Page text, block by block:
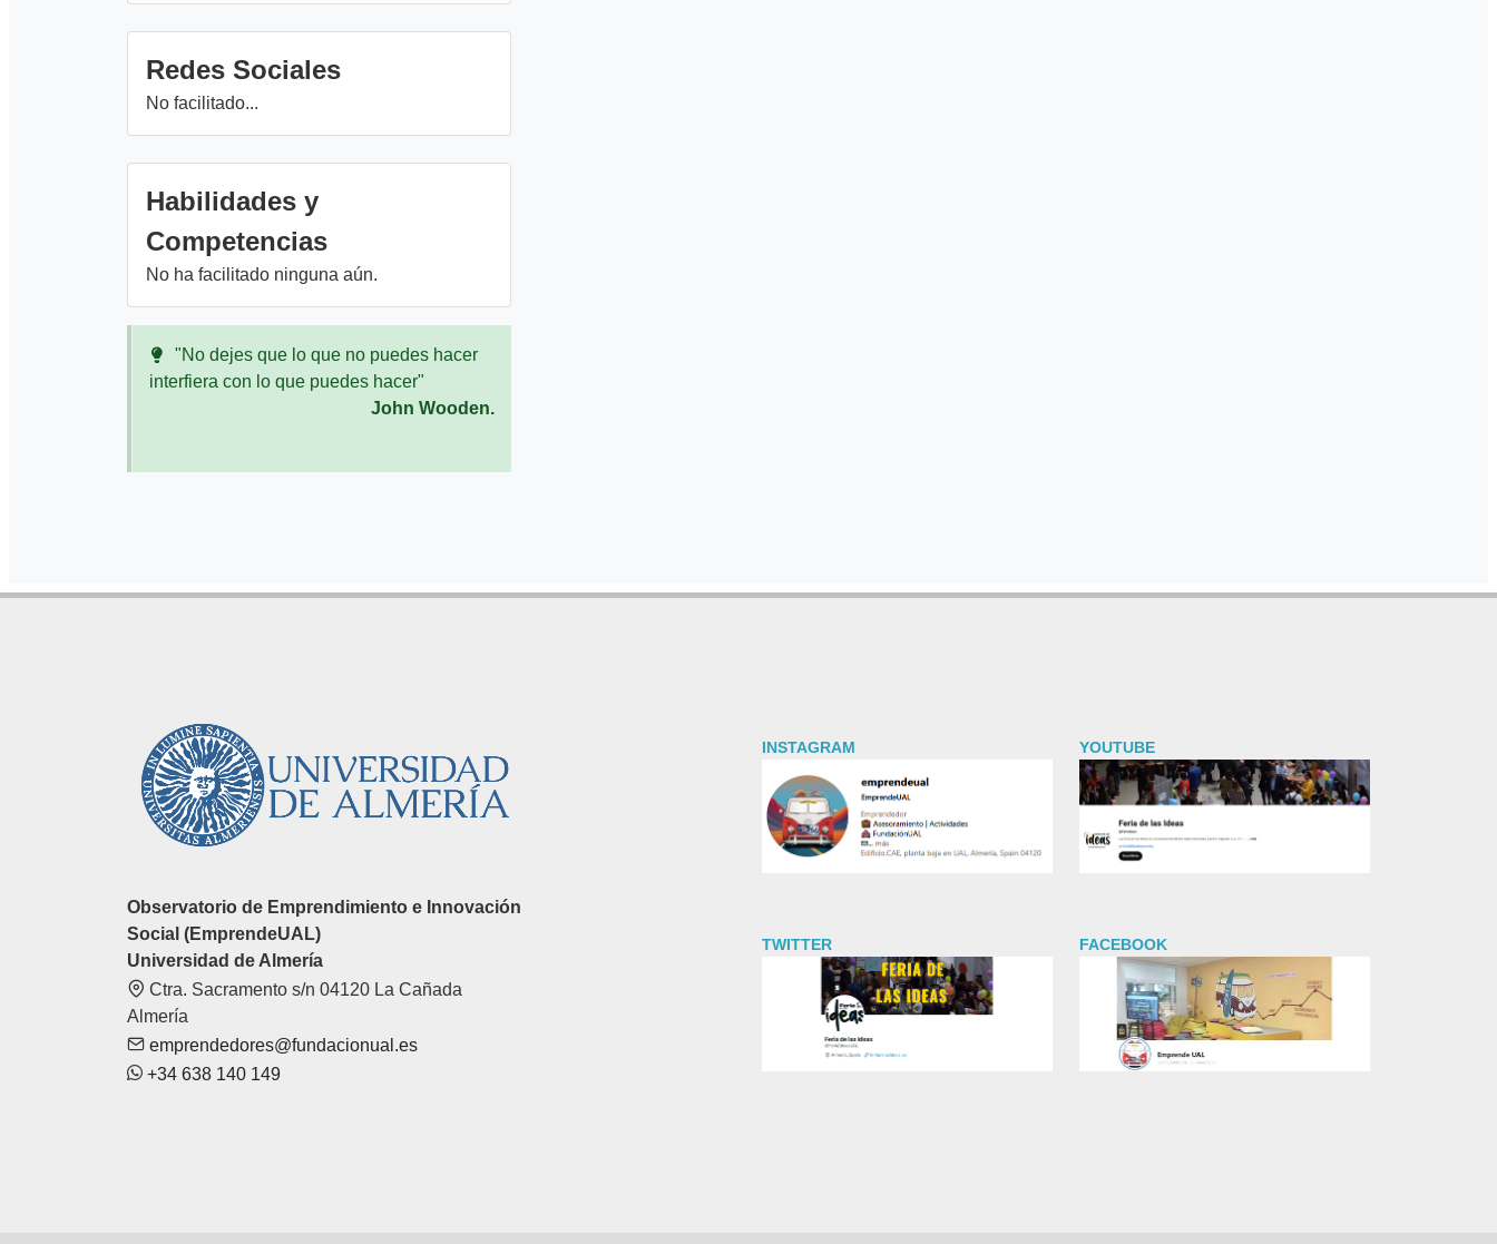
Redes Sociales
No facilitado...
Habilidades y
Competencias
No ha facilitado ninguna aún.
"No dejes que lo que no puedes hacer
interfiera con lo que puedes hacer"
John Wooden.
Observatorio de Emprendimiento e Innovación
Social (EmprendeUAL)
Universidad de Almería
Ctra. Sacramento s/n 04120 La Cañada
Almería
emprendedores@fundacionual.es
+34 638 140 149
INSTAGRAM
TWITTER
YOUTUBE
FACEBOOK